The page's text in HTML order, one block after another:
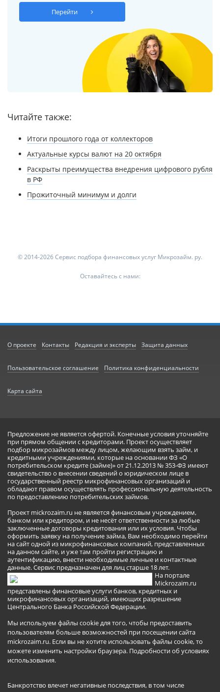
Перейти
Читайте также:
Итоги прошлого года от коллекторов
Актуальные курсы валют на 20 октября
Раскрыты преимущества внедрения цифрового рубля
в РФ
Прожиточный минимум и долги
© 2014-2026 Сервис подбора финансовых услуг Микрозайм. ру.
Оставайтесь с нами:
О проекте Контакты Редакция и эксперты Защита данных
Пользовательское соглашение Политика конфиденциальности
Карта сайта
Предложение не является офертой. Конечные условия уточняйте
при прямом общении с кредиторами. Проект осуществляет
подбор микрозаймов между лицом, желающим взять займ, и
кредитными учреждениями, которые на основании ФЗ «О
потребительском кредите (займе)» от 21.12.2013 № 353-ФЗ имеют
свидетельство о внесении сведений о юридическом лице в
государственный реестр микрофинансовых организаций и
обладают правом осуществлять профессиональную деятельность
по предоставлению потребительских займов.
Проект mickrozaim.ru не является финансовым учреждением,
банком или кредитором, и не несёт ответственности за любые
заключенные договоры кредитования или их условия. Чтобы
оформить заявку на получение займа, Вам необходимо перейти
на сайт одной из микрофинансовых компаний, представленных
на данном сайте, и уже там пройти регистрацию и
аутентификацию, внести необходимые личные и контактные
данные. Сервис предназначен для лиц старше 18 лет.
На портале
Mickrozaim.ru
представлены финансовые услуги банков, кредитных и
микрофинансовых организаций, имеющих разрешение
Центрального Банка Российской Федерации.
Мы используем файлы cookie для того, чтобы предоставить
пользователям больше возможностей при посещении сайта
mickrozaim.ru. Если вы не хотите использовать файлы cookie, то
можете изменить настройки браузера. Подробности об условиях
использования.
Банкротство влечет негативные последствия, в том числе